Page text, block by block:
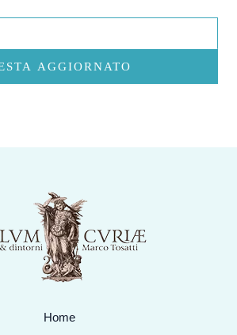
AGGIORNATO
Home